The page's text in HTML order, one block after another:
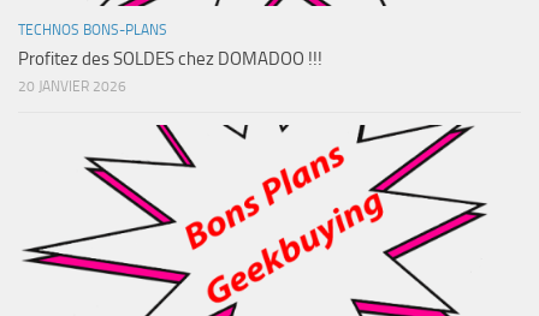
TECHNOS BONS-PLANS
Profitez des SOLDES chez DOMADOO !!!
20 JANVIER 2026